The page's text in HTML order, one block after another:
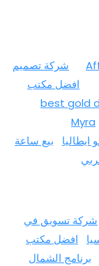
شركة تصميم
افضل مكتب
best gold
Myra
بيع ساعة
شركة تسويق في
افضل مكتب
برنامج الشمال